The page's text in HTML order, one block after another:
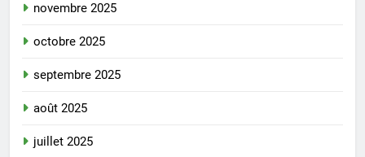
novembre 2025
octobre 2025
septembre 2025
août 2025
juillet 2025